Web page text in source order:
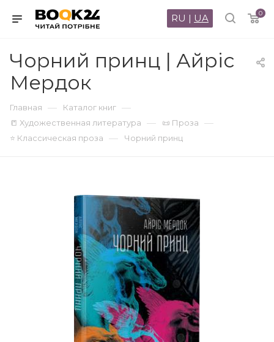
0
RU | UA
Чорний принц | Айріс
Мердок
Главная — Каталог книг —
📒 Художественная литература — 📜 Проза —
⭐ Классическая проза — Чорний принц